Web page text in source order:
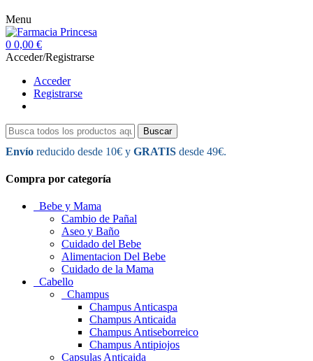
Menu
0 0,00 €
Acceder/Registrarse
Acceder
Registrarse
Buscar
Envío reducido desde 10€ y GRATIS desde 49€.
Compra por categoría
Bebe y Mama
Cambio de Pañal
Aseo y Baño
Cuidado del Bebe
Alimentacion Del Bebe
Cuidado de la Mama
Cabello
Champus
Champus Anticaspa
Champus Anticaida
Champus Antiseborreico
Champus Antipiojos
Capsulas Anticaida